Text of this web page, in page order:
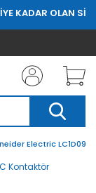
KADAR OLAN
Electric